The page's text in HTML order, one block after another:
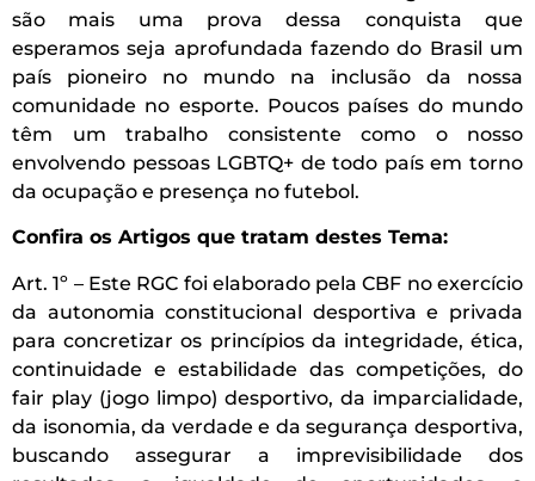
são mais uma prova dessa conquista que
esperamos seja aprofundada fazendo do Brasil um
país pioneiro no mundo na inclusão da nossa
comunidade no esporte. Poucos países do mundo
têm um trabalho consistente como o nosso
envolvendo pessoas LGBTQ+ de todo país em torno
da ocupação e presença no futebol.
Confira os Artigos que tratam destes Tema:
Art. 1º – Este RGC foi elaborado pela CBF no exercício
da autonomia constitucional desportiva e privada
para concretizar os princípios da integridade, ética,
continuidade e estabilidade das competições, do
fair play (jogo limpo) desportivo, da imparcialidade,
da isonomia, da verdade e da segurança desportiva,
buscando assegurar a imprevisibilidade dos